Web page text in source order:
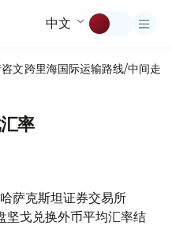
中文
文跨里海国际运输路线/中间走廊
率
萨克斯坦证券交易所
坚戈兑换外币平均汇率结